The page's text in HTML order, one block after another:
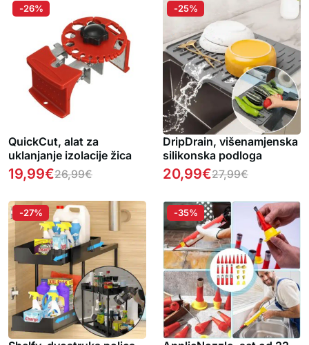
QuickCut, alat za
uklanjanje izolacije žica
19,99€26,99€
-26%
DripDrain, višenamjenska
silikonska podloga
20,99€27,99€
-25%
-27% -35%